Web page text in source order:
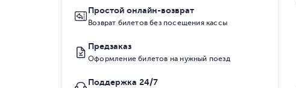
Простой онлайн-возврат
Возврат билетов без посещения кассы
Предзаказ
Оформление билетов на нужный поезд
Поддержка 24/7